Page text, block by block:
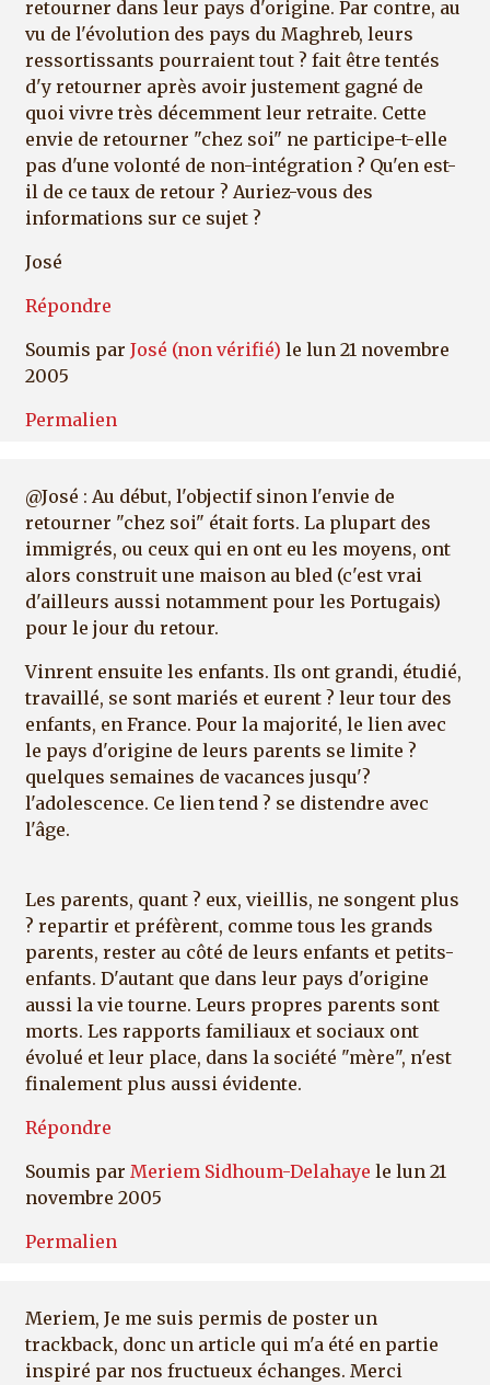
retourner dans leur pays d'origine. Par contre, au
vu de l'évolution des pays du Maghreb, leurs
ressortissants pourraient tout ? fait être tentés
d'y retourner après avoir justement gagné de
quoi vivre très décemment leur retraite. Cette
envie de retourner "chez soi" ne participe-t-elle
pas d'une volonté de non-intégration ? Qu'en est-
il de ce taux de retour ? Auriez-vous des
informations sur ce sujet ?
José
Répondre
Soumis par José (non vérifié) le lun 21 novembre
2005
Permalien
@José : Au début, l'objectif sinon l'envie de
retourner "chez soi" était forts. La plupart des
immigrés, ou ceux qui en ont eu les moyens, ont
alors construit une maison au bled (c'est vrai
d'ailleurs aussi notamment pour les Portugais)
pour le jour du retour.
Vinrent ensuite les enfants. Ils ont grandi, étudié,
travaillé, se sont mariés et eurent ? leur tour des
enfants, en France. Pour la majorité, le lien avec
le pays d'origine de leurs parents se limite ?
quelques semaines de vacances jusqu'?
l'adolescence. Ce lien tend ? se distendre avec
l'âge.
Les parents, quant ? eux, vieillis, ne songent plus
? repartir et préfèrent, comme tous les grands
parents, rester au côté de leurs enfants et petits-
enfants. D'autant que dans leur pays d'origine
aussi la vie tourne. Leurs propres parents sont
morts. Les rapports familiaux et sociaux ont
évolué et leur place, dans la société "mère", n'est
finalement plus aussi évidente.
Répondre
Soumis par Meriem Sidhoum-Delahaye le lun 21
novembre 2005
Permalien
Meriem, Je me suis permis de poster un
trackback, donc un article qui m'a été en partie
inspiré par nos fructueux échanges. Merci